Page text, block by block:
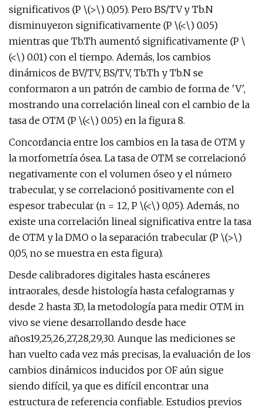
significativos (P \(>\) 0,05). Pero BS/TV y Tb.N
disminuyeron significativamente (P \(<\) 0.05)
mientras que Tb.Th aumentó significativamente (P \
(<\) 0.01) con el tiempo. Además, los cambios
dinámicos de BV/TV, BS/TV, Tb.Th y Tb.N se
conformaron a un patrón de cambio de forma de 'V',
mostrando una correlación lineal con el cambio de la
tasa de OTM (P \(<\) 0.05) en la figura 8.
Concordancia entre los cambios en la tasa de OTM y
la morfometría ósea. La tasa de OTM se correlacionó
negativamente con el volumen óseo y el número
trabecular, y se correlacionó positivamente con el
espesor trabecular (n = 12, P \(<\) 0,05). Además, no
existe una correlación lineal significativa entre la tasa
de OTM y la DMO o la separación trabecular (P \(>\)
0,05, no se muestra en esta figura).
Desde calibradores digitales hasta escáneres
intraorales, desde histología hasta cefalogramas y
desde 2 hasta 3D, la metodología para medir OTM in
vivo se viene desarrollando desde hace
años19,25,26,27,28,29,30. Aunque las mediciones se
han vuelto cada vez más precisas, la evaluación de los
cambios dinámicos inducidos por OF aún sigue
siendo difícil, ya que es difícil encontrar una
estructura de referencia confiable. Estudios previos